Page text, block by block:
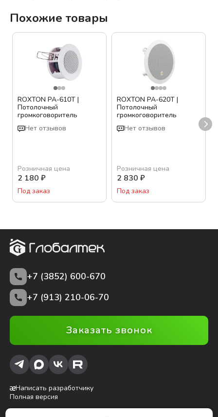
Похожие товары
ROXTON PA-610T |
Потолочный
громкоговоритель
Нет отзывов
Розничная цена
2 180 ₽
Под заказ
ROXTON PA-620T |
Потолочный
громкоговоритель
Нет отзывов
Розничная цена
2 830 ₽
Под заказ
+7 (3852) 600-670
+7 (913) 210-06-70
Заказать звонок
Написать разработчику
Полная версия